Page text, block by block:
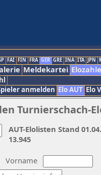
FAI FIN FRA GER GRE INA ITA JPN
Meldekartei
anmelden Elo AUT Elo
Turnierschach-
Vorname
AUT-Elolisten Stand
13.945